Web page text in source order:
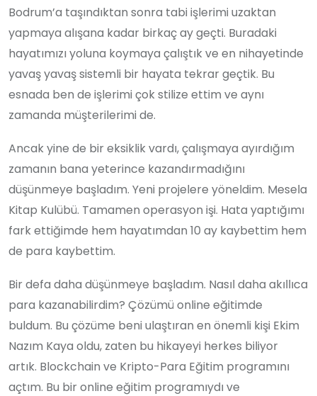
Bodrum’a taşındıktan sonra tabi işlerimi uzaktan
yapmaya alışana kadar birkaç ay geçti. Buradaki
hayatımızı yoluna koymaya çalıştık ve en nihayetinde
yavaş yavaş sistemli bir hayata tekrar geçtik. Bu
esnada ben de işlerimi çok stilize ettim ve aynı
zamanda müşterilerimi de.
Ancak yine de bir eksiklik vardı, çalışmaya ayırdığım
zamanın bana yeterince kazandırmadığını
düşünmeye başladım. Yeni projelere yöneldim. Mesela
Kitap Kulübü. Tamamen operasyon işi. Hata yaptığımı
fark ettiğimde hem hayatımdan 10 ay kaybettim hem
de para kaybettim.
Bir defa daha düşünmeye başladım. Nasıl daha akıllıca
para kazanabilirdim? Çözümü online eğitimde
buldum. Bu çözüme beni ulaştıran en önemli kişi Ekim
Nazım Kaya oldu, zaten bu hikayeyi herkes biliyor
artık. Blockchain ve Kripto-Para Eğitim programını
açtım. Bu bir online eğitim programıydı ve